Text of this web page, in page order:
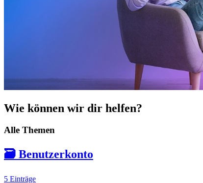
Wie können wir dir helfen?
Alle Themen
🗃️ Benutzerkonto
5 Einträge